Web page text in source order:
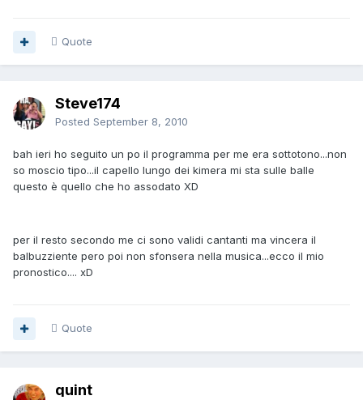
Quote
Steve174
Posted September 8, 2010
bah ieri ho seguito un po il programma per me era sottotono...non
so moscio tipo...il capello lungo dei kimera mi sta sulle balle
questo è quello che ho assodato XD
per il resto secondo me ci sono validi cantanti ma vincera il
balbuzziente pero poi non sfonsera nella musica...ecco il mio
pronostico.... xD
Quote
quint